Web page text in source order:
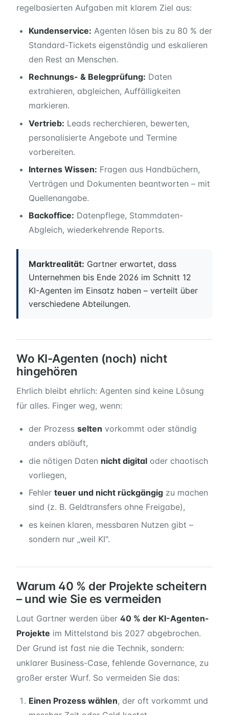
regelbasierten Aufgaben mit klarem Ziel aus:
Kundenservice: Agenten lösen bis zu 80 % der
Standard-Tickets eigenständig und eskalieren
den Rest an Menschen.
Rechnungs- & Belegprüfung: Daten
extrahieren, abgleichen, Auffälligkeiten
markieren.
Vertrieb: Leads recherchieren, bewerten,
personalisierte Angebote und Termine
vorbereiten.
Internes Wissen: Fragen aus Handbüchern,
Verträgen und Dokumenten beantworten – mit
Quellenangabe.
Backoffice: Datenpflege, Stammdaten-
Abgleich, wiederkehrende Reports.
Marktrealität: Gartner erwartet, dass
Unternehmen bis Ende 2026 im Schnitt 12
KI-Agenten im Einsatz haben – verteilt über
verschiedene Abteilungen.
Wo KI-Agenten (noch) nicht
hingehören
Ehrlich bleibt ehrlich: Agenten sind keine Lösung
für alles. Finger weg, wenn:
der Prozess selten vorkommt oder ständig
anders abläuft,
die nötigen Daten nicht digital oder chaotisch
vorliegen,
Fehler teuer und nicht rückgängig zu machen
sind (z. B. Geldtransfers ohne Freigabe),
es keinen klaren, messbaren Nutzen gibt –
sondern nur „weil KI".
Warum 40 % der Projekte scheitern
– und wie Sie es vermeiden
Laut Gartner werden über 40 % der KI-Agenten-
Projekte im Mittelstand bis 2027 abgebrochen.
Der Grund ist fast nie die Technik, sondern:
unklarer Business-Case, fehlende Governance, zu
großer erster Wurf. So vermeiden Sie das:
Einen Prozess wählen, der oft vorkommt und